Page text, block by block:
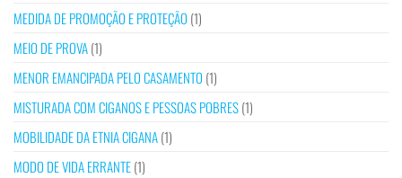
MEDIDA DE PROMOÇÃO E PROTEÇÃO (1)
MEIO DE PROVA(1)
MENOR EMANCIPADA PELO CASAMENTO (1)
MISTURADA COM CIGANOS E PESSOAS POBRES(1)
MOBILIDADE DA ETNIA CIGANA(1)
MODO DE VIDA ERRANTE(1)